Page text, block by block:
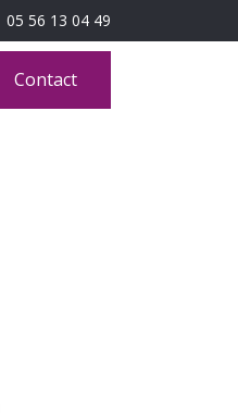
05 56 13 04 49
Contact